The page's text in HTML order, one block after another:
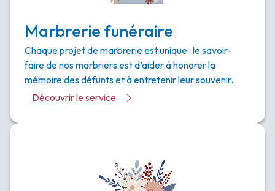
Marbrerie funéraire
Chaque projet de marbrerie est unique : le savoir-
faire de nos marbriers est d’aider à honorer la
mémoire des défunts et à entretenir leur souvenir.
Découvrir le service